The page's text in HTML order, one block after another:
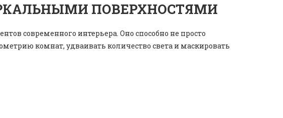
ПОВЕРХНОСТЯМИ
современного интерьера. Оно способно не просто
комнат, удваивать количество света и маскировать